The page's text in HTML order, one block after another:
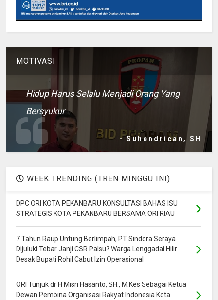
MOTIVASI
Hidup Harus Selalu Menjadi Orang Yang
Bersyukur
- Suhendrican, SH
WEEK TRENDING (TREN MINGGU INI)
DPC ORI KOTA PEKANBARU KONSULTASI BAHAS ISU
STRATEGIS KOTA PEKANBARU BERSAMA ORI RIAU
7 Tahun Raup Untung Berlimpah, PT Sindora Seraya
Dijuluki Tebar Janji CSR Palsu? Warga Lenggadai Hilir
Desak Bupati Rohil Cabut Izin Operasional
ORI Tunjuk dr H Misri Hasanto, SH., M.Kes Sebagai Ketua
Dewan Pembina Organisasi Rakyat Indonesia Kota